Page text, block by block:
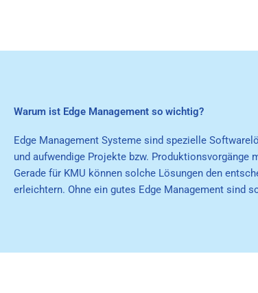
Warum ist Edge Management so wichtig?
Edge Management Systeme sind spezielle
und aufwendige Projekte bzw. Produktionsvorgänge
Gerade für KMU können solche Lösungen den
erleichtern. Ohne ein gutes Edge Management sind